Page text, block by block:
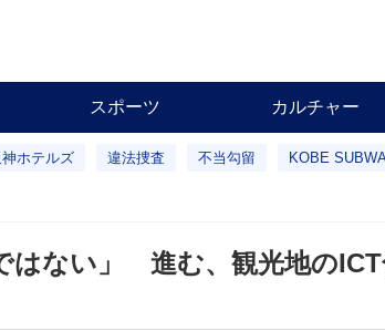
スポーツ カルチャー
ホテルズ 違法捜査 不当勾留 KOBE
はない」 進む、観光地の